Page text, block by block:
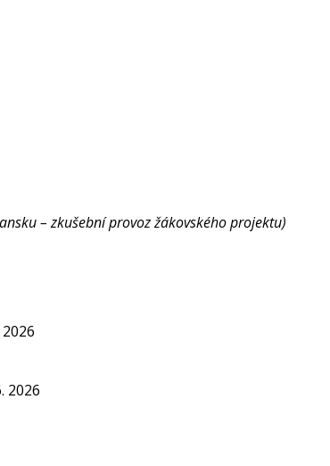
– zkušební provoz žákovského projektu)
2026